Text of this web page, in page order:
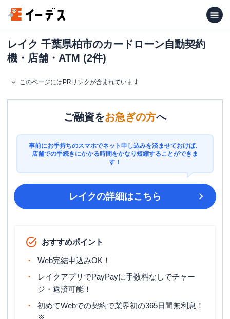
レイク 千葉県柏市のカードローン自動契約
機・店舗・ATM (2件)
このページにはPRリンクが含まれています
ご融資をお急ぎの方へ
事前にお手持ちのスマホでネット申し込みを済ませておけば、
店舗での手続きにかかる時間をかなり短縮することができま
す！
レイクの詳細はこちら
おすすめポイント
Web完結申込みOK！
レイクアプリでPayPayに手数料なしでチャー
ジ・返済可能！
初めてWebでの契約で業界初の365日間無利息！